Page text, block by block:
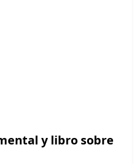
y libro sobre